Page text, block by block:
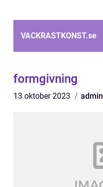
VACKRASTKONST.se
formgivning
13 oktober 2023 admin